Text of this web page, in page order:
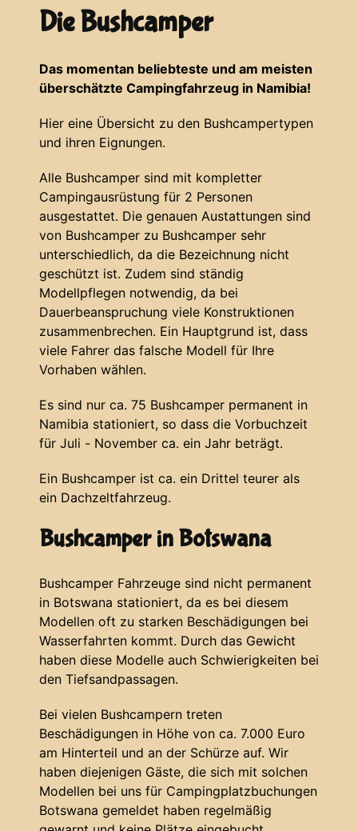
Die Bushcamper
Das momentan beliebteste und am meisten
überschätzte Campingfahrzeug in Namibia!
Hier eine Übersicht zu den Bushcampertypen
und ihren Eignungen.
Alle Bushcamper sind mit kompletter
Campingausrüstung für 2 Personen
ausgestattet. Die genauen Austattungen sind
von Bushcamper zu Bushcamper sehr
unterschiedlich, da die Bezeichnung nicht
geschützt ist. Zudem sind ständig
Modellpflegen notwendig, da bei
Dauerbeanspruchung viele Konstruktionen
zusammenbrechen. Ein Hauptgrund ist, dass
viele Fahrer das falsche Modell für Ihre
Vorhaben wählen.
Es sind nur ca. 75 Bushcamper permanent in
Namibia stationiert, so dass die Vorbuchzeit
für Juli - November ca. ein Jahr beträgt.
Ein Bushcamper ist ca. ein Drittel teurer als
ein Dachzeltfahrzeug.
Bushcamper in Botswana
Bushcamper Fahrzeuge sind nicht permanent
in Botswana stationiert, da es bei diesem
Modellen oft zu starken Beschädigungen bei
Wasserfahrten kommt. Durch das Gewicht
haben diese Modelle auch Schwierigkeiten bei
den Tiefsandpassagen.
Bei vielen Bushcampern treten
Beschädigungen in Höhe von ca. 7.000 Euro
am Hinterteil und an der Schürze auf. Wir
haben diejenigen Gäste, die sich mit solchen
Modellen bei uns für Campingplatzbuchungen
Botswana gemeldet haben regelmäßig